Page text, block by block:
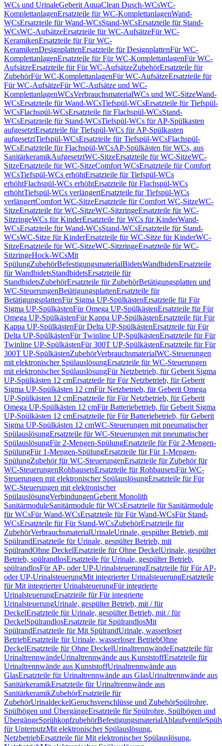
WCs und UrinaleGeberit AquaClean Dusch-WCsWC-
KomplettanlagenErsatzteile für WC-KomplettanlagenWand-
WCsErsatzteile für Wand-WCsStand-WCsErsatzteile für Stand-
WCsWC-AufsätzeErsatzteile für WC-AufsätzeFür WC-
KeramikenErsatzteile für Für WC-
KeramikenDesignplattenErsatzteile für DesignplattenFür WC-
KomplettanlagenErsatzteile für Für WC-KomplettanlagenFür WC-
AufsätzeErsatzteile für Für WC-AufsätzeZubehörErsatzteile für
ZubehörFür WC-KomplettanlagenFür WC-AufsätzeErsatzteile für
Für WC-AufsätzeFür WC-Aufsätze und WC-
KomplettanlagenWCsVerbrauchsmaterialWCs und WC-SitzeWand-
WCsErsatzteile für Wand-WCsTiefspül-WCsErsatzteile für Tiefspül-
WCsFlachspül-WCsErsatzteile für Flachspül-WCsStand-
WCsErsatzteile für Stand-WCsTiefspül-WCs für AP-Spülkasten
aufgesetztErsatzteile für Tiefspül-WCs für AP-Spülkasten
aufgesetztTiefspül-WCsErsatzteile für Tiefspül-WCsFlachspül-
WCsErsatzteile für Flachspül-WCsAP-Spülkästen für WCs, aus
SanitärkeramikAufgesetztWC-SitzeErsatzteile für WC-SitzeWC-
SitzeErsatzteile für WC-SitzeComfort WCsErsatzteile für Comfort
WCsTiefspül-WCs erhöhtErsatzteile für Tiefspül-WCs
erhöhtFlachspül-WCs erhöhtErsatzteile für Flachspül-WCs
erhöhtTiefspül-WCs verlängertErsatzteile für Tiefspül-WCs
verlängertComfort WC-SitzeErsatzteile für Comfort WC-SitzeWC-
SitzeErsatzteile für WC-SitzeWC-SitzringeErsatzteile für WC-
SitzringeWCs für KinderErsatzteile für WCs für KinderWand-
WCsErsatzteile für Wand-WCsStand-WCsErsatzteile für Stand-
WCsWC-Sitze für KinderErsatzteile für WC-Sitze für KinderWC-
SitzeErsatzteile für WC-SitzeWC-SitzringeErsatzteile für WC-
SitzringeHock-WCsMit
SpülungZubehörBefestigungsmaterialBidetsWandbidetsErsatzteile
für WandbidetsStandbidetsErsatzteile für
StandbidetsZubehörErsatzteile für ZubehörBetätigungsplatten und
WC-SteuerungenBetätigungsplattenErsatzteile für
BetätigungsplattenFür Sigma UP-SpülkästenErsatzteile für Für
Sigma UP-SpülkästenFür Omega UP-SpülkästenErsatzteile für Für
Omega UP-SpülkästenFür Kappa UP-SpülkästenErsatzteile für Für
Kappa UP-SpülkästenFür Delta UP-SpülkästenErsatzteile für Für
Delta UP-SpülkästenFür Twinline UP-SpülkästenErsatzteile für Für
Twinline UP-SpülkästenFür 300T UP-SpülkästenErsatzteile für Für
300T UP-SpülkästenZubehörVerbrauchsmaterialWC-Steuerungen
mit elektronischer SpülauslösungErsatzteile für WC-Steuerungen
mit elektronischer SpülauslösungFür Netzbetrieb, für Geberit Sigma
UP-Spülkästen 12 cmErsatzteile für Für Netzbetrieb, für Geberit
Sigma UP-Spülkästen 12 cmFür Netzbetrieb, für Geberit Omega
UP-Spülkästen 12 cmErsatzteile für Für Netzbetrieb, für Geberit
Omega UP-Spülkästen 12 cmFür Batteriebetrieb, für Geberit Sigma
UP-Spülkästen 12 cmErsatzteile für Für Batteriebetrieb, für Geberit
Sigma UP-Spülkästen 12 cmWC-Steuerungen mit pneumatischer
SpülauslösungErsatzteile für WC-Steuerungen mit pneumatischer
SpülauslösungFür 2-Mengen-SpülungErsatzteile für Für 2-Mengen-
SpülungFür 1-Mengen-SpülungErsatzteile für Für 1-Mengen-
SpülungZubehör für WC-SteuerungenErsatzteile für Zubehör für
WC-SteuerungenRohbausetsErsatzteile für RohbausetsFür WC-
Steuerungen mit elektronischer SpülauslösungErsatzteile für Für
WC-Steuerungen mit elektronischer
SpülauslösungVerbindungenGeberit Monolith
SanitärmoduleSanitärmodule für WCsErsatzteile für Sanitärmodule
für WCsFür Wand-WCsErsatzteile für Für Wand-WCsFür Stand-
WCsErsatzteile für Für Stand-WCsZubehörErsatzteile für
ZubehörVerbrauchsmaterialUrinaleUrinale, gespülter Betrieb, mit
SpülrandErsatzteile für Urinale, gespülter Betrieb, mit
SpülrandOhne DeckelErsatzteile für Ohne DeckelUrinale, gespülter
Betrieb, spülrandlosErsatzteile für Urinale, gespülter Betrieb,
spülrandlosFür AP- oder UP-UrinalsteuerungErsatzteile für Für AP-
oder UP-UrinalsteuerungMit integrierter UrinalsteuerungErsatzteile
für Mit integrierter UrinalsteuerungFür integrierte
UrinalsteuerungErsatzteile für Für integrierte
UrinalsteuerungUrinale, gespülter Betrieb, mit / für
DeckelErsatzteile für Urinale, gespülter Betrieb, mit / für
DeckelSpülrandlosErsatzteile für SpülrandlosMit
SpülrandErsatzteile für Mit SpülrandUrinale, wasserloser
BetriebErsatzteile für Urinale, wasserloser BetriebOhne
DeckelErsatzteile für Ohne DeckelUrinaltrennwändeErsatzteile für
UrinaltrennwändeUrinaltrennwände aus KunststoffErsatzteile für
Urinaltrennwände aus KunststoffUrinaltrennwände aus
GlasErsatzteile für Urinaltrennwände aus GlasUrinaltrennwände aus
SanitärkeramikErsatzteile für Urinaltrennwände aus
SanitärkeramikZubehörErsatzteile für
ZubehörUrinaldeckelGeruchsverschlüsse und ZubehörSpülrohre,
Spülbögen und ÜbergängeErsatzteile für Spülrohre, Spülbögen und
ÜbergängeSprühkopfzubehörBefestigungsmaterialAblaufventile
für UnterputzMit elektronischer Spülauslösung,
NetzbetriebErsatzteile für Mit elektronischer Spülauslösung,